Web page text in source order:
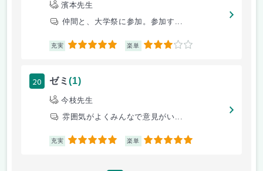
濱本先生
仲間と、大学祭に参加。参加す...
充実 5 楽単 3
20 ゼミ(1)
今枝先生
雰囲気がよくみんなで意見がい...
充実 5 楽単 5